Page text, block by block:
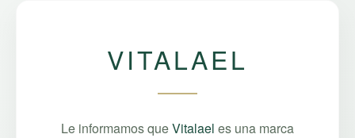
VITALAEL
Le informamos queVitalael es una marca